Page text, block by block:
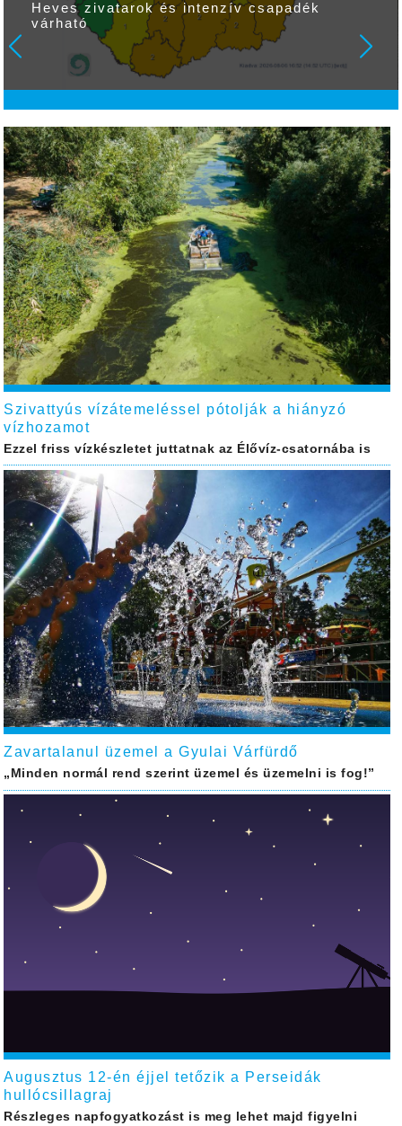
Heves zivatarok és intenzív csapadék
várható
Szivattyús vízátemeléssel pótolják a hiányzó
vízhozamot
Ezzel friss vízkészletet juttatnak az Élővíz-csatornába is
Zavartalanul üzemel a Gyulai Várfürdő
„Minden normál rend szerint üzemel és üzemelni is fog!”
Augusztus 12-én éjjel tetőzik a Perseidák
hullócsillagraj
Részleges napfogyatkozást is meg lehet majd figyelni